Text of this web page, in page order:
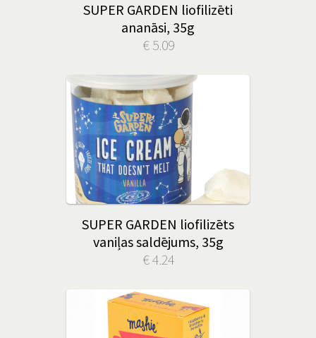
SUPER GARDEN liofilizēti
ananāsi, 35g
€ 5.09
SUPER GARDEN liofilizēts
vaniļas saldējums, 35g
€ 4.24